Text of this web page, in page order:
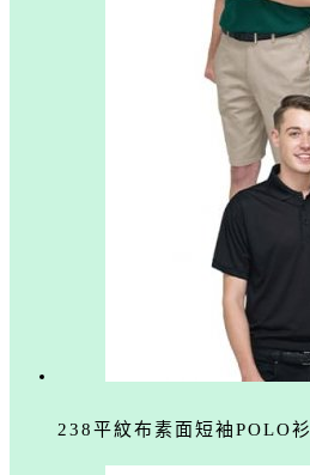
238平紋布素面短袖POLO衫